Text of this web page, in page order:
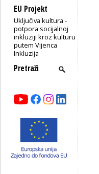
EU Projekt
Uključiva kultura -
potpora socijalnoj
inkluziji kroz kulturu
putem Vijenca
Inkluzija